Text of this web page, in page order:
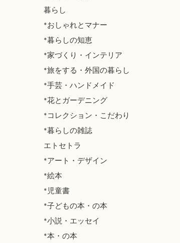
暮らし
*おしゃれとマナー
*暮らしの知恵
*家づくり・インテリア
*旅をする・外国の暮らし
*手芸・ハンドメイド
*花とガーデニング
*コレクション・こだわり
*暮らしの雑誌
エトセトラ
*アート・デザイン
*絵本
*児童書
*子どもの本・の本
*小説・エッセイ
*本・の本